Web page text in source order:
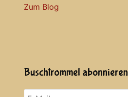
Zum Blog
Buschtrommel abonnieren